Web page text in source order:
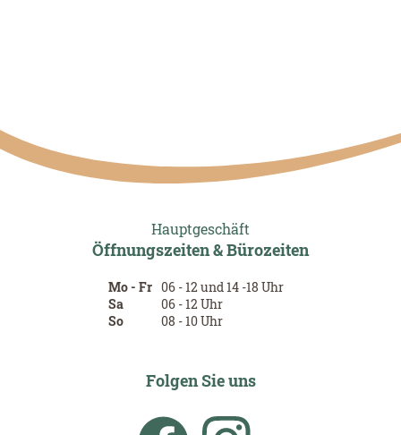
Hauptgeschäft
Öffnungszeiten & Bürozeiten
Mo - Fr 06 - 12 und 14 -18 Uhr
Sa
06 - 12 Uhr
So
08 - 10 Uhr
Folgen Sie uns